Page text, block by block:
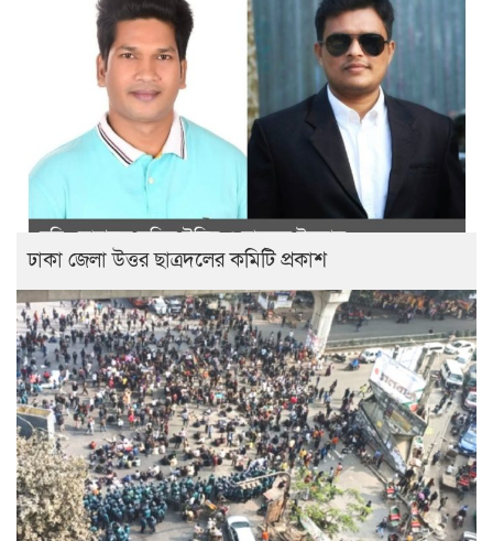
ঢাকা জেলা উত্তর ছাত্রদলের কমিটি প্রকাশ